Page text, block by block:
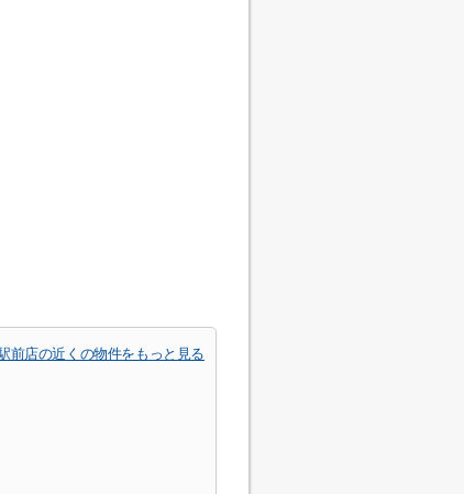
前店の近くの物件をもっと見る